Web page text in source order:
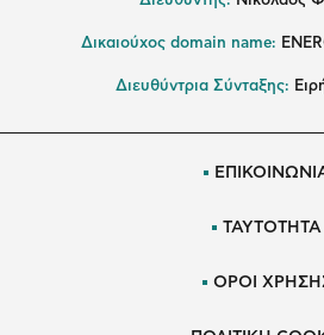
Δικαιούχος domain name:
Διευθύντρια Σύνταξης:
ΤΑΥΤΟΤΗΤΑ
ΟΡΟΙ